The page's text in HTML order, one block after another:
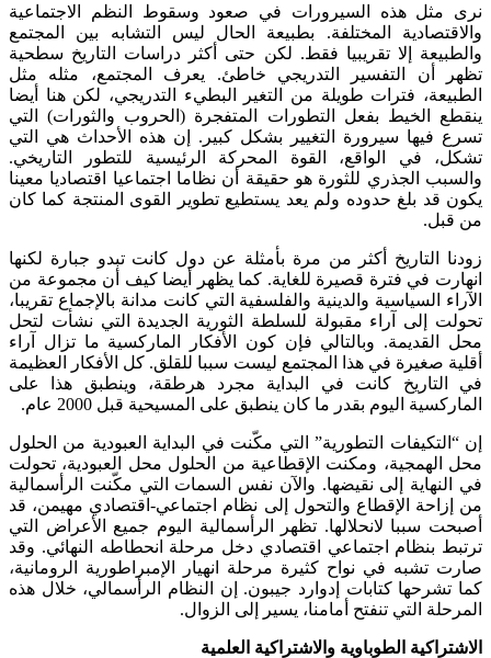
نرى مثل هذه السيرورات في صعود وسقوط النظم الاجتماعية
والاقتصادية المختلفة. بطبيعة الحال ليس التشابه بين المجتمع
والطبيعة إلا تقريبيا فقط. لكن حتى أكثر دراسات التاريخ سطحية
تظهر أن التفسير التدريجي خاطئ. يعرف المجتمع، مثله مثل
الطبيعة، فترات طويلة من التغير البطيء التدريجي، لكن هنا أيضا
ينقطع الخيط بفعل التطورات المتفجرة (الحروب والثورات) التي
تسرع فيها سيرورة التغيير بشكل كبير. إن هذه الأحداث هي التي
تشكل، في الواقع، القوة المحركة الرئيسية للتطور التاريخي.
والسبب الجذري للثورة هو حقيقة أن نظاما اجتماعيا اقتصاديا معينا
يكون قد بلغ حدوده ولم يعد يستطيع تطوير القوى المنتجة كما كان
من قبل.
زودنا التاريخ أكثر من مرة بأمثلة عن دول كانت تبدو جبارة لكنها
انهارت في فترة قصيرة للغاية. كما يظهر أيضا كيف أن مجموعة من
الآراء السياسية والدينية والفلسفية التي كانت مدانة بالإجماع تقريبا،
تحولت إلى آراء مقبولة للسلطة الثورية الجديدة التي نشأت لتحل
محل القديمة. وبالتالي فإن كون الأفكار الماركسية ما تزال آراء
أقلية صغيرة في هذا المجتمع ليست سببا للقلق. كل الأفكار العظيمة
في التاريخ كانت في البداية مجرد هرطقة، وينطبق هذا على
الماركسية اليوم بقدر ما كان ينطبق على المسيحية قبل 2000 عام.
إن “التكيفات التطورية” التي مكّنت في البداية العبودية من الحلول
محل الهمجية، ومكنت الإقطاعية من الحلول محل العبودية، تحولت
في النهاية إلى نقيضها. والآن نفس السمات التي مكّنت الرأسمالية
من إزاحة الإقطاع والتحول إلى نظام اجتماعي-اقتصادي مهيمن، قد
أصبحت سببا لانحلالها. تظهر الرأسمالية اليوم جميع الأعراض التي
ترتبط بنظام اجتماعي اقتصادي دخل مرحلة انحطاطه النهائي. وقد
صارت تشبه في نواح كثيرة مرحلة انهيار الإمبراطورية الرومانية،
كما تشرحها كتابات إدوارد جيبون. إن النظام الرأسمالي، خلال هذه
المرحلة التي تنفتح أمامنا، يسير إلى الزوال.
الاشتراكية الطوباوية والاشتراكية العلمية